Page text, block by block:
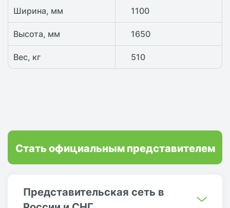
Ширина, мм 1100
Высота, мм 1650
Вес, кг 510
Представительская сеть в
Стать официальным представителем